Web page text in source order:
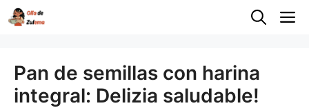
Saltar
Pan de semillas con harina
integral: Delizia saludable!